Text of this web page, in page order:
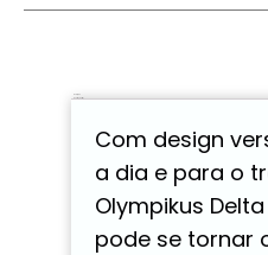
Com design
a dia e para o
Olympikus
pode se tornar